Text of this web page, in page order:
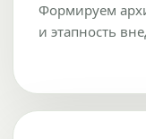
Формируем
и этапность